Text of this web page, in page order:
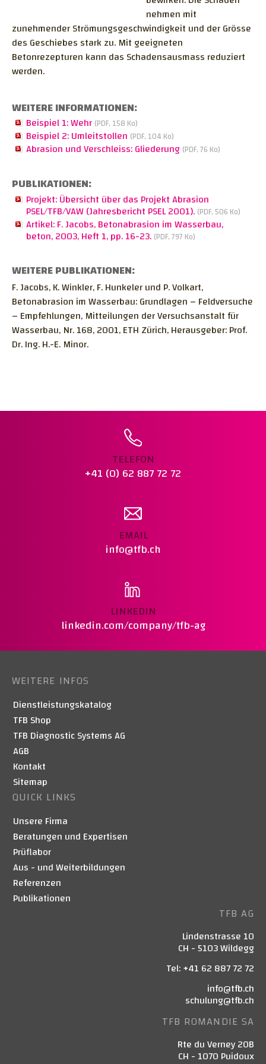
Mikroskopische Untersuchungen
Monitoring
Forschung und Entwicklung
Normen und Gremien
Arbeiten am hängenen Seil
Gebäudeschadstoffe
Schadstoffvorkommen
Zementgehalt
Frost- und Frost-Tausalz-Widerstand
Luftpermeabilität mit Permea-TORR
Technische Merkmale der Membran
Technische Merkmale des Betonfeuchte-
Messgerätes
Transportmobils
Literatur
Untersuchte Bauwerke
Carbonator C5
BIEGEZUGFESTIGKEIT FÜR ULTRA-
HOCHLEISTUNGS-FASERBETON (UHFB) NACH
GESTEINSKÖRNUNG FÜR UNGEBUNDENE
GEMISCHE
QUALITATIVE UND SEMIQUANTITATIVE
BESTIMMUNG DER ZEMENTART UND
VERDICHTUNGSPRÜFUNG MIT
ISOTOPENSONDE
BAUER FILTERPRESSE
PETROGRAPHIE - GESTEINKÖRNUNG IN DER
SCHWEIZ
ELEKTROCHEMISCHE UNTERSUCHUNGEN
Zerströrungsfreie Prüfmethoden
Spannstähle - Vorspannung
Trink- und Abwasseranlagen
Diverse Fragestellungen
Grossprojekte
Forschungsprojekte
nehmen mit
zunehmender Strömungsgeschwindigkeit und der Grösse
des Geschiebes stark zu. Mit geeigneten
Betonrezepturen kann das Schadensausmass reduziert
werden.
WEITERE INFORMATIONEN:
Beispiel 1: Wehr (PDF, 158 Ko)
Beispiel 2: Umleitstollen (PDF, 104 Ko)
Abrasion und Verschleiss: Gliederung (PDF, 76 Ko)
PUBLIKATIONEN:
Projekt: Übersicht über das Projekt Abrasion
PSEL/TFB/VAW (Jahresbericht PSEL 2001). (PDF, 506 Ko)
Artikel: F. Jacobs, Betonabrasion im Wasserbau,
beton, 2003, Heft 1, pp. 16-23. (PDF, 797 Ko)
WEITERE PUBLIKATIONEN:
F. Jacobs, K. Winkler, F. Hunkeler und P. Volkart,
Betonabrasion im Wasserbau: Grundlagen – Feldversuche
– Empfehlungen, Mitteilungen der Versuchsanstalt für
Wasserbau, Nr. 168, 2001, ETH Zürich, Herausgeber: Prof.
Dr. Ing. H.-E. Minor.
TELEFON
+41 (0) 62 887 72 72
EMAIL
info@tfb.ch
LINKEDIN
linkedin.com/company/tfb-ag
WEITERE INFOS
Dienstleistungskatalog
TFB Shop
TFB Diagnostic Systems AG
AGB
Kontakt
Sitemap
QUICK LINKS
Unsere Firma
Beratungen und Expertisen
Prüflabor
Aus - und Weiterbildungen
Referenzen
Publikationen
TFB AG
Lindenstrasse 10
CH - 5103 Wildegg
Tel: +41 62 887 72 72
info@tfb.ch
schulung@tfb.ch
TFB ROMANDIE SA
Rte du Verney 20B
CH - 1070 Puidoux